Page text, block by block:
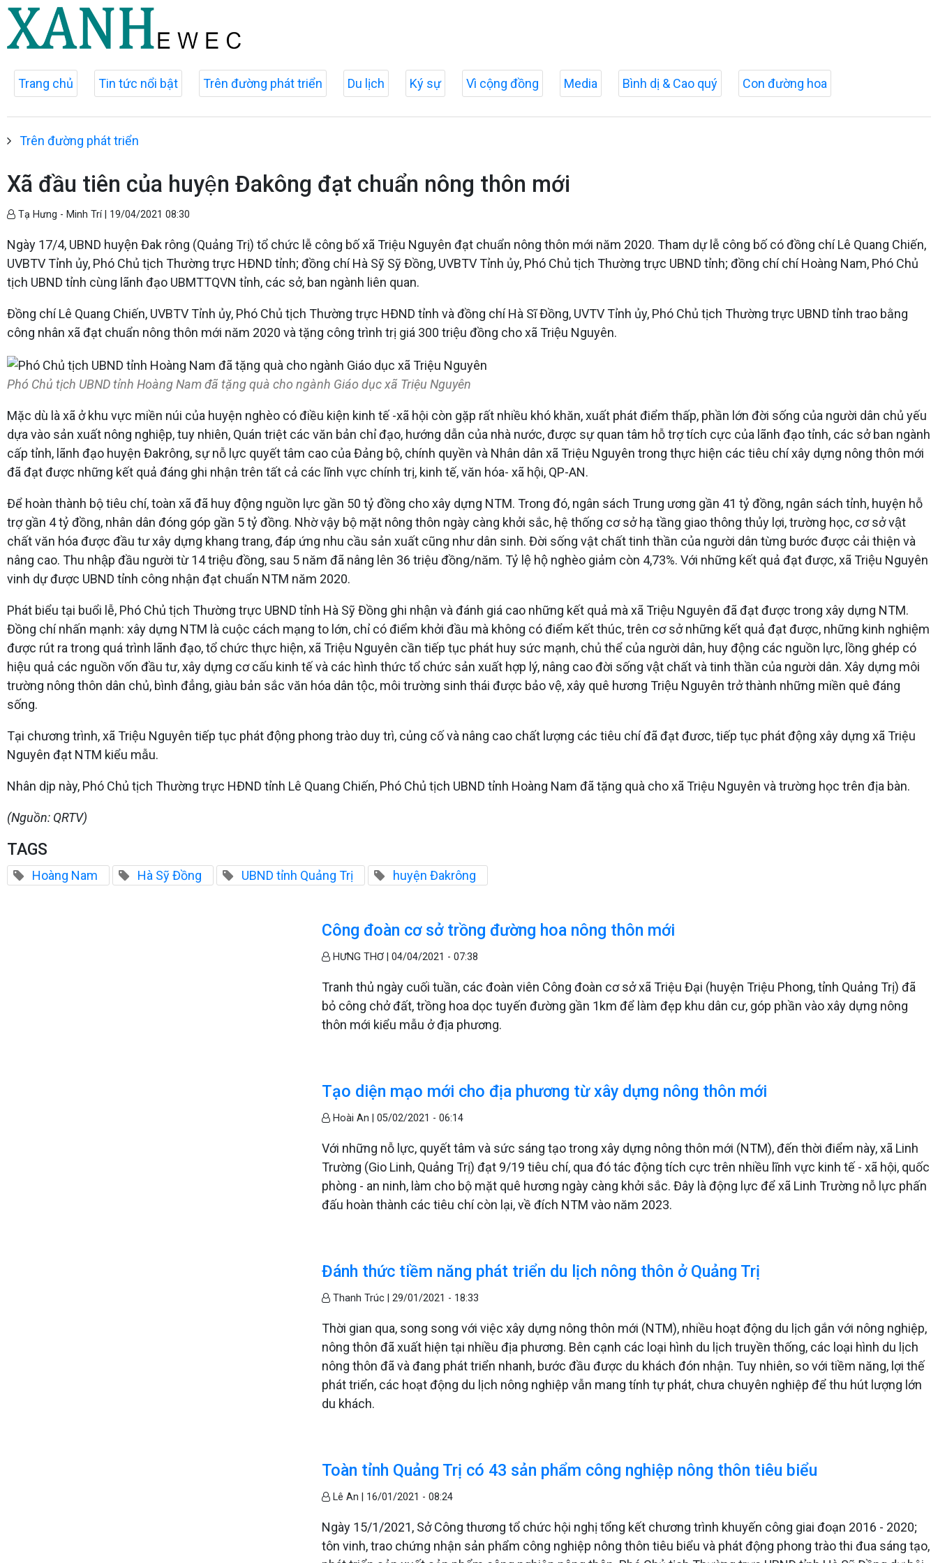
Trang chủ Tin tức nổi bật Trên đường phát triển Du lịch Ký sự Vì cộng đồng Media Bình dị & Cao quý Con đường hoa
Trên đường phát triển
Xã đầu tiên của huyện Đakông đạt chuẩn nông thôn mới
Tạ Hưng - Minh Trí | 19/04/2021 08:30
Ngày 17/4, UBND huyện Đak rông (Quảng Trị) tổ chức lễ công bố xã Triệu Nguyên đạt chuẩn nông thôn mới năm 2020. Tham dự lễ công bố có đồng chí Lê Quang Chiến,
UVBTV Tỉnh ủy, Phó Chủ tịch Thường trực HĐND tỉnh; đồng chí Hà Sỹ Sỹ Đồng, UVBTV Tỉnh ủy, Phó Chủ tịch Thường trực UBND tỉnh; đồng chí chí Hoàng Nam, Phó Chủ
tịch UBND tỉnh cùng lãnh đạo UBMTTQVN tỉnh, các sở, ban ngành liên quan.
Đồng chí Lê Quang Chiến, UVBTV Tỉnh ủy, Phó Chủ tịch Thường trực HĐND tỉnh và đồng chí Hà Sĩ Đồng, UVTV Tỉnh ủy, Phó Chủ tịch Thường trực UBND tỉnh trao bằng
công nhân xã đạt chuẩn nông thôn mới năm 2020 và tặng công trình trị giá 300 triệu đồng cho xã Triệu Nguyên.
Phó Chủ tịch UBND tỉnh Hoàng Nam đã tặng quà cho ngành Giáo dục xã Triệu Nguyên
Mặc dù là xã ở khu vực miền núi của huyện nghèo có điều kiện kinh tế -xã hội còn gặp rất nhiều khó khăn, xuất phát điểm thấp, phần lớn đời sống của người dân chủ yếu
dựa vào sản xuất nông nghiệp, tuy nhiên, Quán triệt các văn bản chỉ đạo, hướng dẫn của nhà nước, được sự quan tâm hỗ trợ tích cực của lãnh đạo tỉnh, các sở ban ngành
cấp tỉnh, lãnh đạo huyện Đakrông, sự nỗ lực quyết tâm cao của Đảng bộ, chính quyền và Nhân dân xã Triệu Nguyên trong thực hiện các tiêu chí xây dựng nông thôn mới
đã đạt được những kết quả đáng ghi nhận trên tất cả các lĩnh vực chính trị, kinh tế, văn hóa- xã hội, QP-AN.
Để hoàn thành bộ tiêu chí, toàn xã đã huy động nguồn lực gần 50 tỷ đồng cho xây dựng NTM. Trong đó, ngân sách Trung ương gần 41 tỷ đồng, ngân sách tỉnh, huyện hỗ
trợ gần 4 tỷ đồng, nhân dân đóng góp gần 5 tỷ đồng. Nhờ vậy bộ mặt nông thôn ngày càng khởi sắc, hệ thống cơ sở hạ tầng giao thông thủy lợi, trường học, cơ sở vật
chất văn hóa được đầu tư xây dựng khang trang, đáp ứng nhu cầu sản xuất cũng như dân sinh. Đời sống vật chất tinh thần của người dân từng bước được cải thiện và
nâng cao. Thu nhập đầu người từ 14 triệu đồng, sau 5 năm đã nâng lên 36 triệu đồng/năm. Tỷ lệ hộ nghèo giảm còn 4,73%. Với những kết quả đạt được, xã Triệu Nguyên
vinh dự được UBND tỉnh công nhận đạt chuẩn NTM năm 2020.
Phát biểu tại buổi lễ, Phó Chủ tịch Thường trực UBND tỉnh Hà Sỹ Đồng ghi nhận và đánh giá cao những kết quả mà xã Triệu Nguyên đã đạt được trong xây dựng NTM.
Đồng chí nhấn mạnh: xây dựng NTM là cuộc cách mạng to lớn, chỉ có điểm khởi đầu mà không có điểm kết thúc, trên cơ sở những kết quả đạt được, những kinh nghiệm
được rút ra trong quá trình lãnh đạo, tổ chức thực hiện, xã Triệu Nguyên cần tiếp tục phát huy sức mạnh, chủ thể của người dân, huy động các nguồn lực, lồng ghép có
hiệu quả các nguồn vốn đầu tư, xây dựng cơ cấu kinh tế và các hình thức tổ chức sản xuất hợp lý, nâng cao đời sống vật chất và tinh thần của người dân. Xây dựng môi
trường nông thôn dân chủ, bình đẳng, giàu bản sắc văn hóa dân tộc, môi trường sinh thái được bảo vệ, xây quê hương Triệu Nguyên trở thành những miền quê đáng
sống.
Tại chương trình, xã Triệu Nguyên tiếp tục phát động phong trào duy trì, củng cố và nâng cao chất lượng các tiêu chí đã đạt đươc, tiếp tục phát động xây dựng xã Triệu
Nguyên đạt NTM kiểu mẫu.
Nhân dịp này, Phó Chủ tịch Thường trực HĐND tỉnh Lê Quang Chiến, Phó Chủ tịch UBND tỉnh Hoàng Nam đã tặng quà cho xã Triệu Nguyên và trường học trên địa bàn.
(Nguồn: QRTV)
TAGS
Hoàng Nam Hà Sỹ Đồng UBND tỉnh Quảng Trị huyện Đakrông
Công đoàn cơ sở trồng đường hoa nông thôn mới
HƯNG THƠ |04/04/2021 - 07:38
Tranh thủ ngày cuối tuần, các đoàn viên Công đoàn cơ sở xã Triệu Đại (huyện Triệu Phong, tỉnh Quảng Trị) đã
bỏ công chở đất, trồng hoa dọc tuyến đường gần 1km để làm đẹp khu dân cư, góp phần vào xây dựng nông
thôn mới kiểu mẫu ở địa phương.
Tạo diện mạo mới cho địa phương từ xây dựng nông thôn mới
Hoài An |05/02/2021 - 06:14
Với những nỗ lực, quyết tâm và sức sáng tạo trong xây dựng nông thôn mới (NTM), đến thời điểm này, xã Linh
Trường (Gio Linh, Quảng Trị) đạt 9/19 tiêu chí, qua đó tác động tích cực trên nhiều lĩnh vực kinh tế - xã hội, quốc
phòng - an ninh, làm cho bộ mặt quê hương ngày càng khởi sắc. Đây là động lực để xã Linh Trường nỗ lực phấn
đấu hoàn thành các tiêu chí còn lại, về đích NTM vào năm 2023.
Đánh thức tiềm năng phát triển du lịch nông thôn ở Quảng Trị
Thanh Trúc |29/01/2021 - 18:33
Thời gian qua, song song với việc xây dựng nông thôn mới (NTM), nhiều hoạt động du lịch gắn với nông nghiệp,
nông thôn đã xuất hiện tại nhiều địa phương. Bên cạnh các loại hình du lịch truyền thống, các loại hình du lịch
nông thôn đã và đang phát triển nhanh, bước đầu được du khách đón nhận. Tuy nhiên, so với tiềm năng, lợi thế
phát triển, các hoạt động du lịch nông nghiệp vẫn mang tính tự phát, chưa chuyên nghiệp để thu hút lượng lớn
du khách.
Toàn tỉnh Quảng Trị có 43 sản phẩm công nghiệp nông thôn tiêu biểu
Lê An | 16/01/2021 - 08:24
Ngày 15/1/2021, Sở Công thương tổ chức hội nghị tổng kết chương trình khuyến công giai đoạn 2016 - 2020;
tôn vinh, trao chứng nhận sản phẩm công nghiệp nông thôn tiêu biểu và phát động phong trào thi đua sáng tạo,